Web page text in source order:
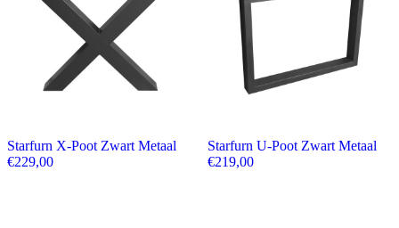
Starfurn X-Poot Zwart Metaal
€229,00
Starfurn U-Poot Zwart Metaal
€219,00